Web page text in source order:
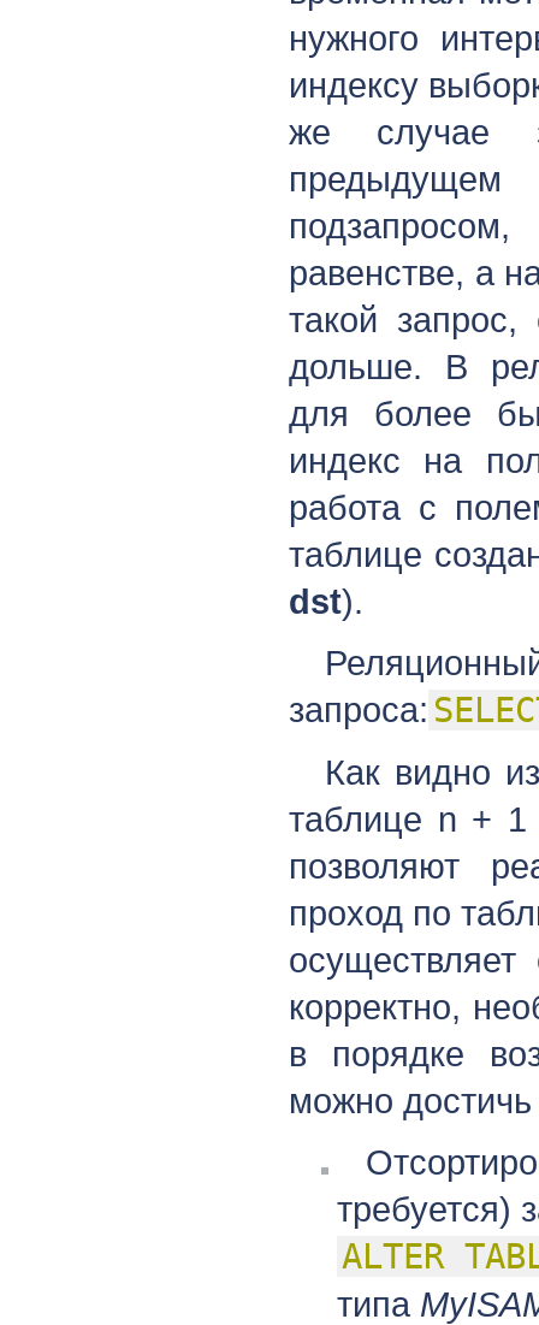
нужного
индексу
же случае
равенстве, а
такой запрос,
дольше. В
для более
индекс на
работа с
таблице
dst).
запроса:
Как видно
таблице n + 1
позволяют
проход по
корректно,
в порядке
можно
требуется)
ALTER
типа